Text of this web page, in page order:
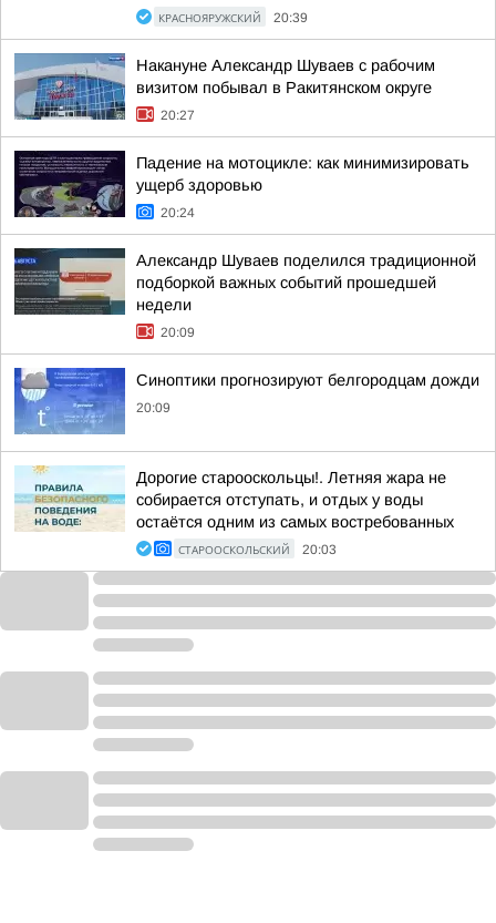
КРАСНОЯРУЖСКИЙ 20:39
Накануне Александр Шуваев с рабочим
визитом побывал в Ракитянском округе
20:27
Падение на мотоцикле: как минимизировать
ущерб здоровью
20:24
Александр Шуваев поделился традиционной
подборкой важных событий прошедшей
недели
20:09
Синоптики прогнозируют белгородцам дожди
20:09
Дорогие старооскольцы!. Летняя жара не
собирается отступать, и отдых у воды
остаётся одним из самых востребованных
СТАРООСКОЛЬСКИЙ 20:03